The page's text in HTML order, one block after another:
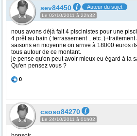
sev84450 Auteur du sujet
Le 02/10/2011 à 22h32
nous avons déjà fait 4 piscinistes pour une
4 prêt au bain ( terrassement
saisons en moyenne on arrive à 18000 euros
tous autour de ce montant.
je pense qu'on peut avoir mieux eu égard à la
Qu'en pensez vous ?
0
csoso84270
Le 24/10/2011 à 01h02